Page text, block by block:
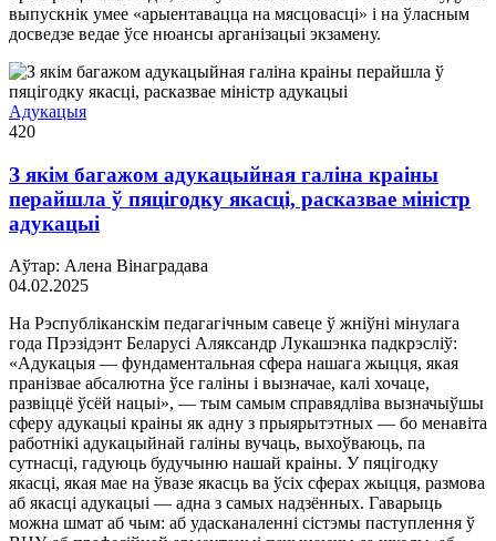
выпускнік умее «арыентавацца на мясцовасці» і на ўласным
досведзе ведае ўсе нюансы арганізацыі экзамену.
Адукацыя
420
З якім багажом адукацыйная галіна краіны
перайшла ў пяцігодку якасці, расказвае міністр
адукацыі
Аўтар: Алена Вінаградава
04.02.2025
На Рэспубліканскім педагагічным савеце ў жніўні мінулага
года Прэзідэнт Беларусі Аляксандр Лукашэнка падкрэсліў:
«Адукацыя — фундаментальная сфера нашага жыцця, якая
пранізвае абсалютна ўсе галіны і вызначае, калі хочаце,
развіццё ўсёй нацыі», — тым самым справядліва вызначыўшы
сферу адукацыі краіны як адну з прыярытэтных — бо менавіта
работнікі адукацыйнай галіны вучаць, выхоўваюць, па
сутнасці, гадуюць будучыню нашай краіны. У пяцігодку
якасці, якая мае на ўвазе якасць ва ўсіх сферах жыцця, размова
аб якасці адукацыі — адна з самых надзённых. Гаварыць
можна шмат аб чым: аб удасканаленні сістэмы паступлення ў